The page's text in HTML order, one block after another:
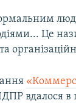
Це
вдалося